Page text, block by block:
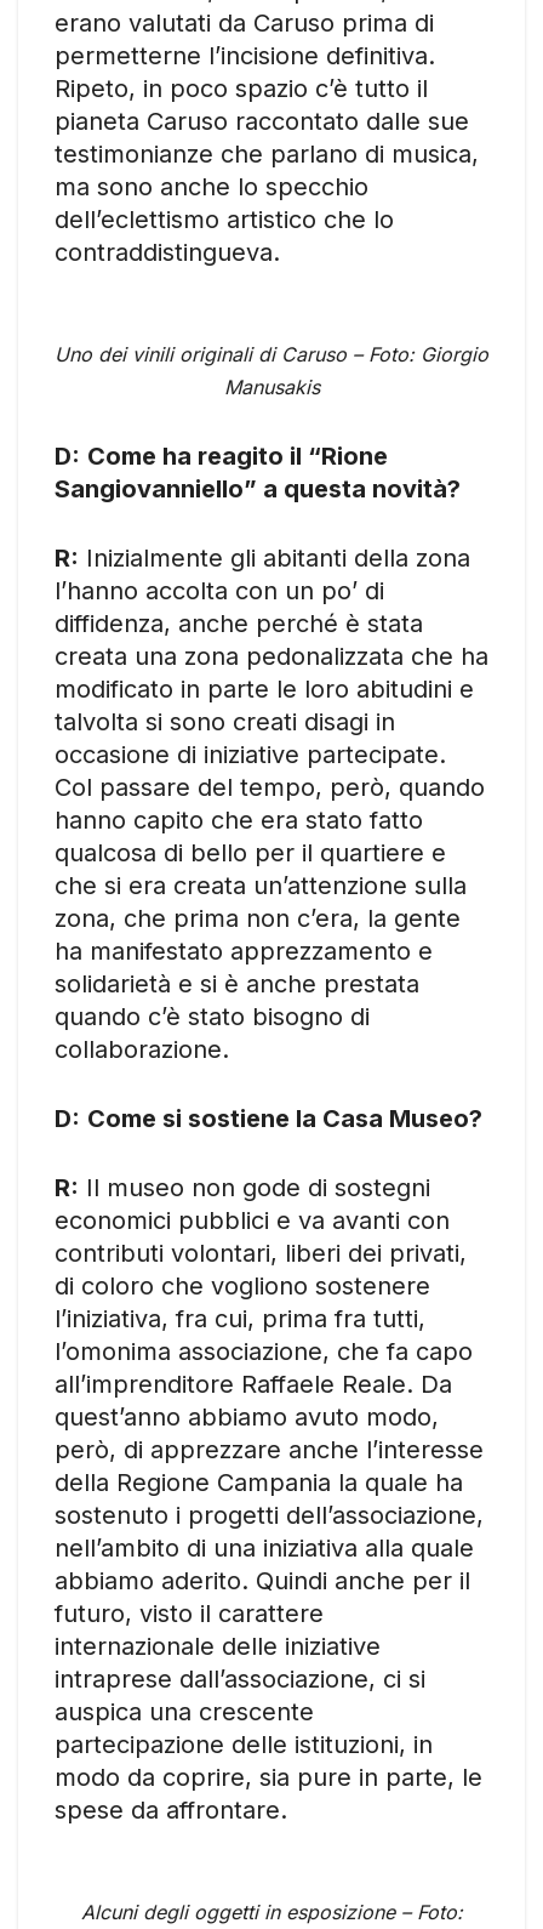
erano valutati da Caruso prima di
permetterne l’incisione definitiva.
Ripeto, in poco spazio c’è tutto il
pianeta Caruso raccontato dalle sue
testimonianze che parlano di musica,
ma sono anche lo specchio
dell’eclettismo artistico che lo
contraddistingueva.
Uno dei vinili originali di Caruso – Foto: Giorgio
Manusakis
D: Come ha reagito il “Rione
Sangiovanniello” a questa novità?
R: Inizialmente gli abitanti della zona
l’hanno accolta con un po’ di
diffidenza, anche perché è stata
creata una zona pedonalizzata che ha
modificato in parte le loro abitudini e
talvolta si sono creati disagi in
occasione di iniziative partecipate.
Col passare del tempo, però, quando
hanno capito che era stato fatto
qualcosa di bello per il quartiere e
che si era creata un’attenzione sulla
zona, che prima non c’era, la gente
ha manifestato apprezzamento e
solidarietà e si è anche prestata
quando c’è stato bisogno di
collaborazione.
D: Come si sostiene la Casa Museo?
R: Il museo non gode di sostegni
economici pubblici e va avanti con
contributi volontari, liberi dei privati,
di coloro che vogliono sostenere
l’iniziativa, fra cui, prima fra tutti,
l’omonima associazione, che fa capo
all’imprenditore Raffaele Reale. Da
quest’anno abbiamo avuto modo,
però, di apprezzare anche l’interesse
della Regione Campania la quale ha
sostenuto i progetti dell’associazione,
nell’ambito di una iniziativa alla quale
abbiamo aderito. Quindi anche per il
futuro, visto il carattere
internazionale delle iniziative
intraprese dall’associazione, ci si
auspica una crescente
partecipazione delle istituzioni, in
modo da coprire, sia pure in parte, le
spese da affrontare.
Alcuni degli oggetti in esposizione – Foto: